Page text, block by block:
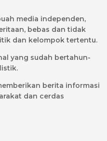
media independen,
bebas dan tidak
dan kelompok tertentu.
yang sudah bertahun-
berita informasi
dan cerdas